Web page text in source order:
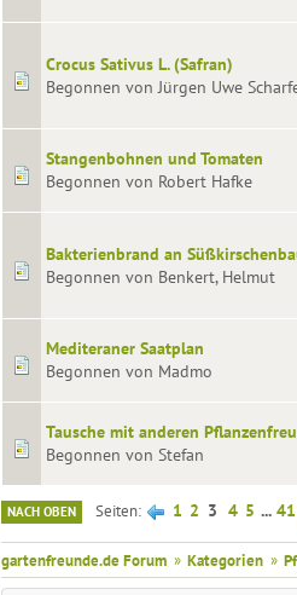
Crocus Sativus L. (Safran)
Begonnen von Jürgen Uwe
Stangenbohnen und Tomaten
Begonnen von Robert Hafke
Bakterienbrand an
Begonnen von Benkert, Helmut
Mediteraner Saatplan
Begonnen von Madmo
Tausche mit anderen
Begonnen von Stefan
NACH OBEN Seiten 1 2 3 4 5 ... 41
gartenfreunde.de Forum » Kategorien »